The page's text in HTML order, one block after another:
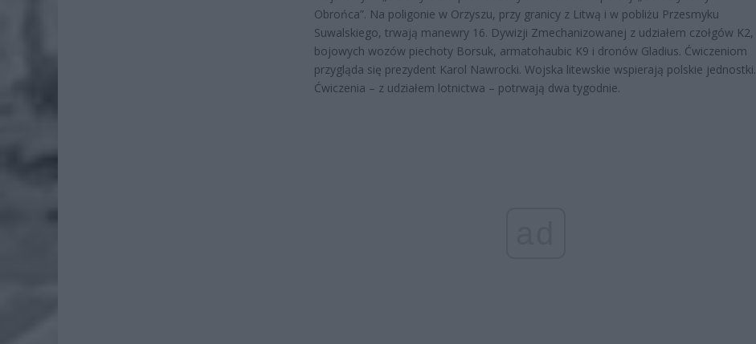
Obrońca”. Na poligonie w Orzyszu, przy granicy z Litwą i w pobliżu Przesmyku
Suwalskiego, trwają manewry 16. Dywizji Zmechanizowanej z udziałem czołgów K2,
bojowych wozów piechoty Borsuk, armatohaubic K9 i dronów Gladius. Ćwiczeniom
przygląda się prezydent Karol Nawrocki. Wojska litewskie wspierają polskie jednostki.
Ćwiczenia – z udziałem lotnictwa – potrwają dwa tygodnie.